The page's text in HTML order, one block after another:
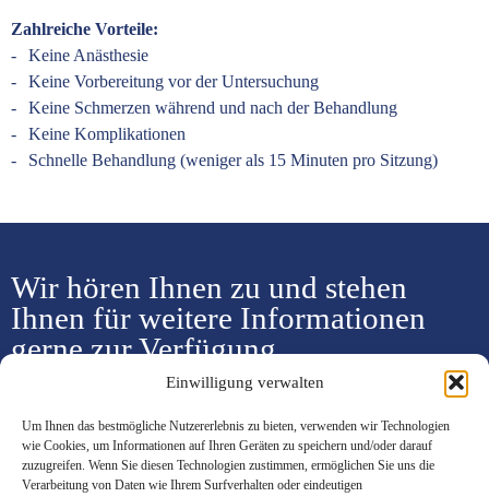
Einwilligung verwalten
Um Ihnen das bestmögliche Nutzererlebnis zu bieten, verwenden wir Technologien
wie Cookies, um Informationen auf Ihren Geräten zu speichern und/oder darauf
zuzugreifen. Wenn Sie diesen Technologien zustimmen, ermöglichen Sie uns die
Verarbeitung von Daten wie Ihrem Surfverhalten oder eindeutigen
Zahlreiche Vorteile:
Keine Anästhesie
Keine Vorbereitung vor der Untersuchung
Keine Schmerzen während und nach der Behandlung
Keine Komplikationen
Schnelle Behandlung (weniger als 15 Minuten pro Sitzung)
Wir hören Ihnen zu und stehen
Ihnen für weitere Informationen
gerne zur Verfügung.
Termin vereinbaren